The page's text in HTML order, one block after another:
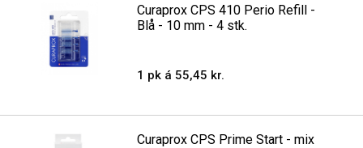
Curaprox CPS 410 Perio Refill -
Blå - 10 mm - 4 stk.
1 pk á 55,45 kr.
Curaprox CPS Prime Start - mix